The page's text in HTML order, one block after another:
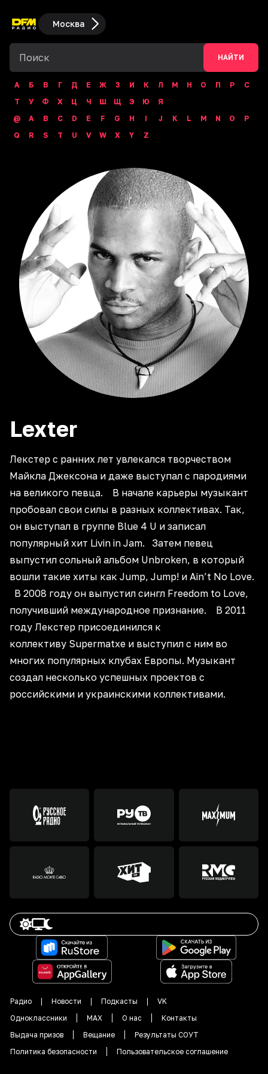
Москва
НАЙТИ
А Б В Г Д Е Ж З И К Л М Н О П Р
С
Т
У Ф Х Ц Ч Ш Щ Э Ю
Я
@
A B C D E F G H I J K L M N O
P
Q
R S T U V W X Y Z
Lexter
Лекстер с ранних лет увлекался творчеством
Майкла Джексона и даже выступал с пародиями
на великого певца. В начале карьеры музыкант
пробовал свои силы в разных коллективах. Так,
он выступал в группе Blue 4 U и записал
популярный хит Livin in Jam. Затем певец
выпустил сольный альбом Unbroken, в который
вошли такие хиты как Jump, Jump! и Ain’t No Love.
В 2008 году он выпустил сингл Freedom to Love,
получивший международное признание. В 2011
году Лекстер присоединился к
коллективу Supermatxe и выступил с ним во
многих популярных клубах Европы. Музыкант
создал несколько успешных проектов с
российскими и украинскими коллективами.
Радио Новости Подкасты
VK
Одноклассники
MAX О нас
Контакты
Выдача призов
Вещание
Результаты СОУТ
Политика безопасности
Пользовательское соглашение